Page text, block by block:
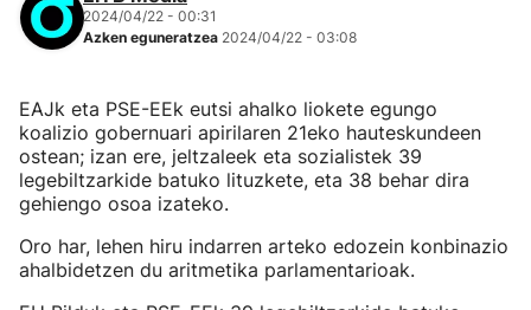
2024/04/22 - 00:31
Azken eguneratzea 2024/04/22 - 03:08
EAJk eta PSE-EEk eutsi ahalko liokete egungo
koalizio gobernuari apirilaren 21eko hauteskundeen
ostean; izan ere, jeltzaleek eta sozialistek 39
legebiltzarkide batuko lituzkete, eta 38 behar dira
gehiengo osoa izateko.
Oro har, lehen hiru indarren arteko edozein konbinazio
ahalbidetzen du aritmetika parlamentarioak.